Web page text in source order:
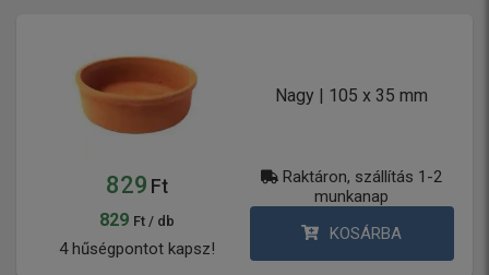
Nagy | 105 x 35 mm
829 Ft
829 Ft / db
4 hűségpontot kapsz!
Raktáron, szállítás 1-2
munkanap
KOSÁRBA